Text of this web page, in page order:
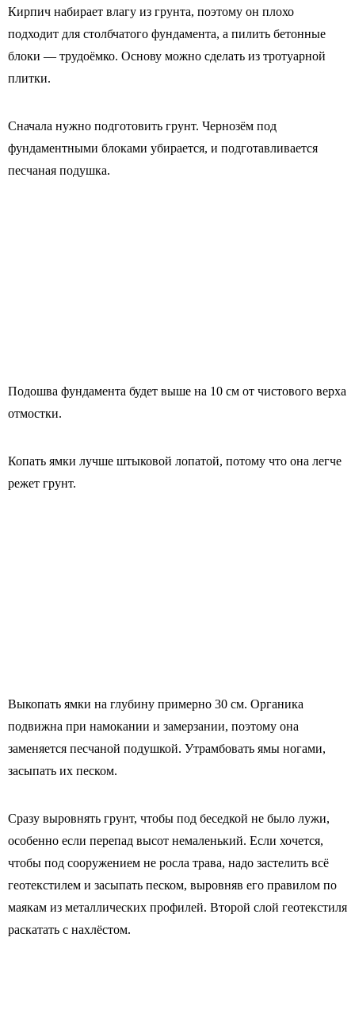
Кирпич набирает влагу из грунта, поэтому он плохо
подходит для столбчатого фундамента, а пилить бетонные
блоки — трудоёмко. Основу можно сделать из тротуарной
плитки.
Сначала нужно подготовить грунт. Чернозём под
фундаментными блоками убирается, и подготавливается
песчаная подушка.
Подошва фундамента будет выше на 10 см от чистового верха
отмостки.
Копать ямки лучше штыковой лопатой, потому что она легче
режет грунт.
Выкопать ямки на глубину примерно 30 см. Органика
подвижна при намокании и замерзании, поэтому она
заменяется песчаной подушкой. Утрамбовать ямы ногами,
засыпать их песком.
Сразу выровнять грунт, чтобы под беседкой не было лужи,
особенно если перепад высот немаленький. Если хочется,
чтобы под сооружением не росла трава, надо застелить всё
геотекстилем и засыпать песком, выровняв его правилом по
маякам из металлических профилей. Второй слой геотекстиля
раскатать с нахлёстом.